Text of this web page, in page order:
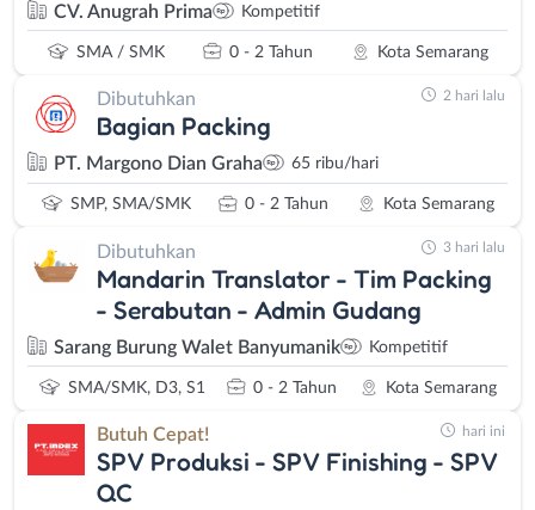
CV. Anugrah Prima Kompetitif
SMA / SMK 0 - 2 Tahun Kota Semarang
Dibutuhkan
Bagian Packing
PT. Margono Dian Graha 65 ribu/hari
SMP, SMA/SMK 0 - 2 Tahun Kota Semarang
2 hari lalu
Dibutuhkan
Mandarin Translator - Tim Packing
- Serabutan - Admin Gudang
Sarang Burung Walet Banyumanik Kompetitif
SMA/SMK, D3, S1 0 - 2 Tahun Kota Semarang
3 hari lalu
Butuh Cepat!
SPV Produksi - SPV Finishing - SPV
QC
hari ini